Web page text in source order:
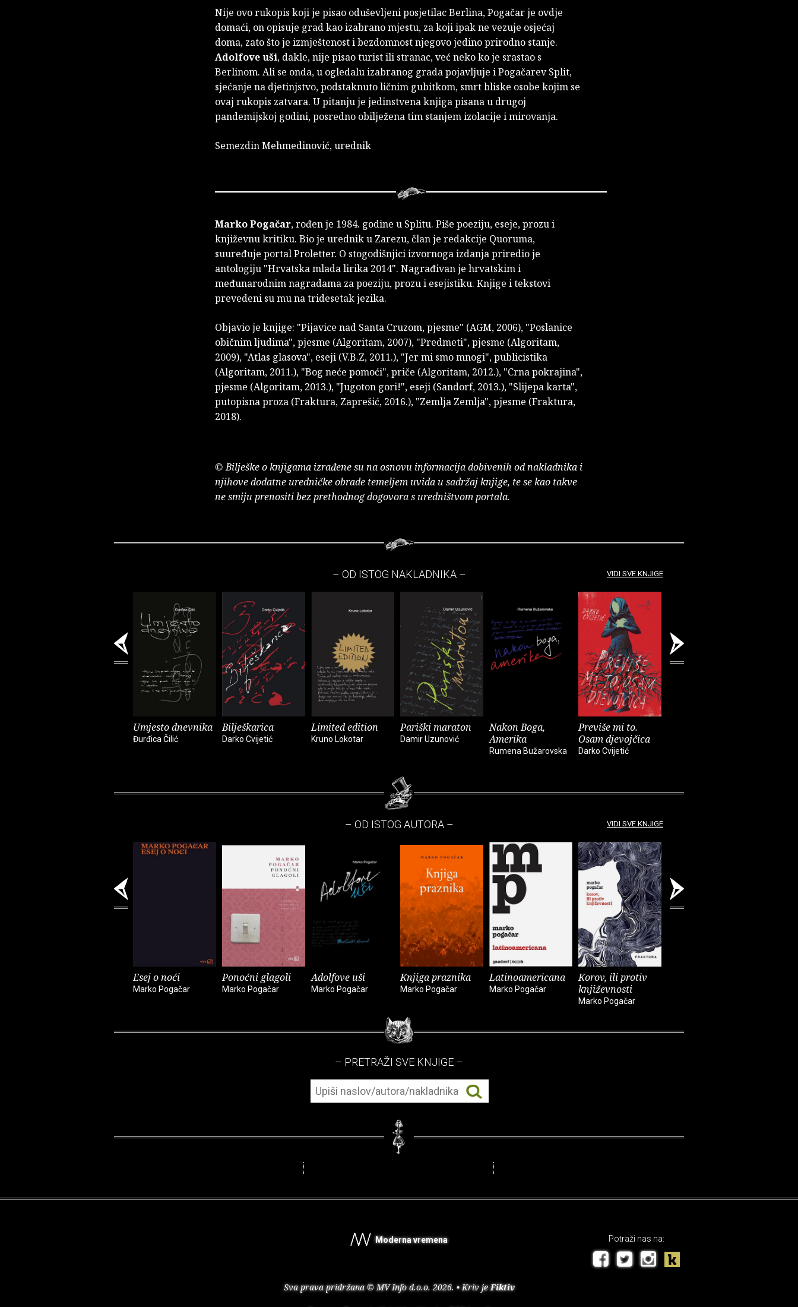
Nije ovo rukopis koji je pisao oduševljeni posjetilac Berlina, Pogačar je ovdje
domaći, on opisuje grad kao izabrano mjestu, za koji ipak ne vezuje osjećaj
doma, zato što je izmještenost i bezdomnost njegovo jedino prirodno stanje.
Adolfove uši, dakle, nije pisao turist ili stranac, već neko ko je srastao s
Berlinom. Ali se onda, u ogledalu izabranog grada pojavljuje i Pogačarev Split,
sjećanje na djetinjstvo, podstaknuto ličnim gubitkom, smrt bliske osobe kojim se
ovaj rukopis zatvara. U pitanju je jedinstvena knjiga pisana u drugoj
pandemijskoj godini, posredno obilježena tim stanjem izolacije i mirovanja.
Semezdin Mehmedinović, urednik
Marko Pogačar, rođen je 1984. godine u Splitu. Piše poeziju, eseje, prozu i
književnu kritiku. Bio je urednik u Zarezu, član je redakcije Quoruma,
suuređuje portal Proletter. O stogodišnjici izvornoga izdanja priredio je
antologiju "Hrvatska mlada lirika 2014". Nagrađivan je hrvatskim i
međunarodnim nagradama za poeziju, prozu i esejistiku. Knjige i tekstovi
prevedeni su mu na tridesetak jezika.
Objavio je knjige: "Pijavice nad Santa Cruzom, pjesme" (AGM, 2006), "Poslanice
običnim ljudima", pjesme (Algoritam, 2007), "Predmeti", pjesme (Algoritam,
2009), "Atlas glasova", eseji (V.B.Z, 2011.), "Jer mi smo mnogi", publicistika
(Algoritam, 2011.), "Bog neće pomoći", priče (Algoritam, 2012.), "Crna pokrajina",
pjesme (Algoritam, 2013.), "Jugoton gori!", eseji (Sandorf, 2013.), "Slijepa karta",
putopisna proza (Fraktura, Zaprešić, 2016.), "Zemlja Zemlja", pjesme (Fraktura,
2018).
© Bilješke o knjigama izrađene su na osnovu informacija dobivenih od nakladnika i
njihove dodatne uredničke obrade temeljem uvida u sadržaj knjige, te se kao takve
ne smiju prenositi bez prethodnog dogovora s uredništvom portala.
– OD ISTOG NAKLADNIKA –
Umjesto dnevnika
Đurđica Čilić
Bilješkarica
Darko Cvijetić
Limited edition
Kruno Lokotar
Pariški maraton
Damir Uzunović
Nakon Boga,
Amerika
Rumena Bužarovska
Previše mi to.
Osam djevojčica
Darko Cvijetić
VIDI SVE KNJIGE
– OD ISTOG AUTORA –
Esej o noći
Marko Pogačar
Ponoćni glagoli
Marko Pogačar
Adolfove uši
Marko Pogačar
Knjiga praznika
Marko Pogačar
Latinoamericana
Marko Pogačar
Korov, ili protiv
književnosti
Marko Pogačar
VIDI SVE KNJIGE
– PRETRAŽI SVE KNJIGE –
Moderna vremena
Sva prava pridržana © MV Info d.o.o. 2026. • Kriv jeFiktiv
Potraži nas na: